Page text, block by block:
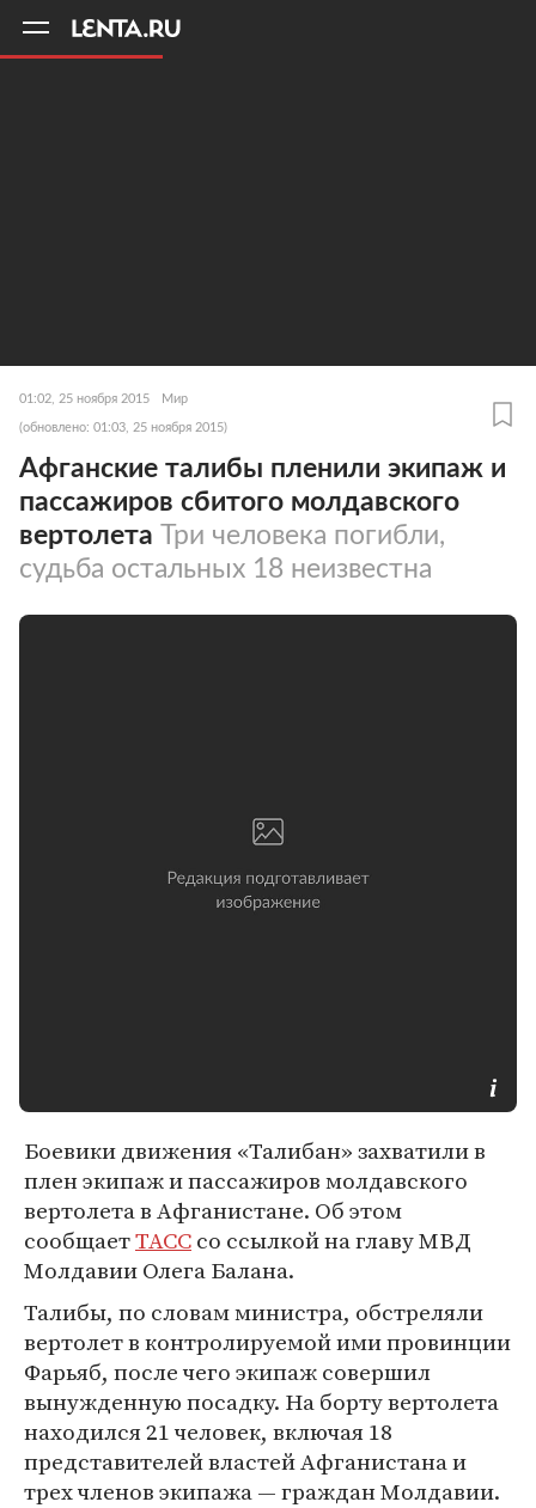
01:02, 25 ноября 2015 Мир
(обновлено: 01:03, 25 ноября 2015)
Афганские талибы пленили экипаж и
пассажиров сбитого молдавского
вертолета Три человека погибли,
судьба остальных 18 неизвестна
Боевики движения «Талибан» захватили в
плен экипаж и пассажиров молдавского
вертолета в Афганистане. Об этом
сообщаетТАССсо ссылкой на главу МВД
Молдавии Олега Балана.
Талибы, по словам министра, обстреляли
вертолет в контролируемой ими провинции
Фарьяб, после чего экипаж совершил
вынужденную посадку. На борту вертолета
находился 21 человек, включая 18
представителей властей Афганистана и
трех членов экипажа — граждан Молдавии.